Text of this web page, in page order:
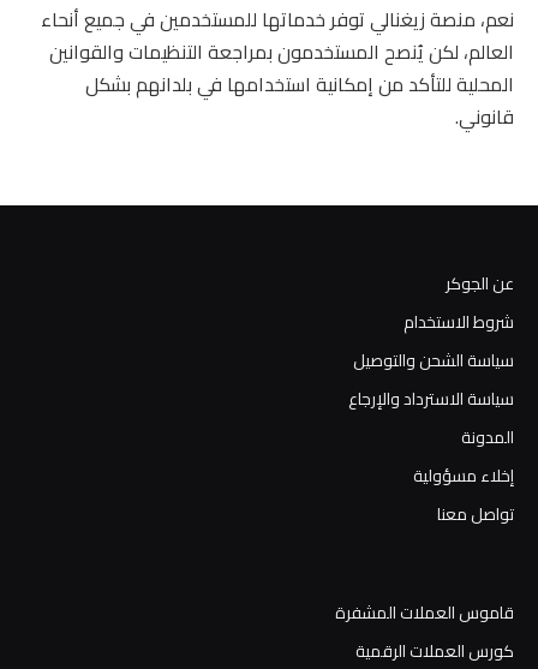
نعم، منصة زيغنالي توفر خدماتها للمستخدمين في جميع أنحاء
العالم، لكن يُنصح المستخدمون بمراجعة التنظيمات والقوانين
المحلية للتأكد من إمكانية استخدامها في بلدانهم بشكل
قانوني.
عن الجوكر
شروط الاستخدام
سياسة الشحن والتوصيل
سياسة الاسترداد والإرجاع
المدونة
إخلاء مسؤولية
تواصل معنا
قاموس العملات المشفرة
كورس العملات الرقمية